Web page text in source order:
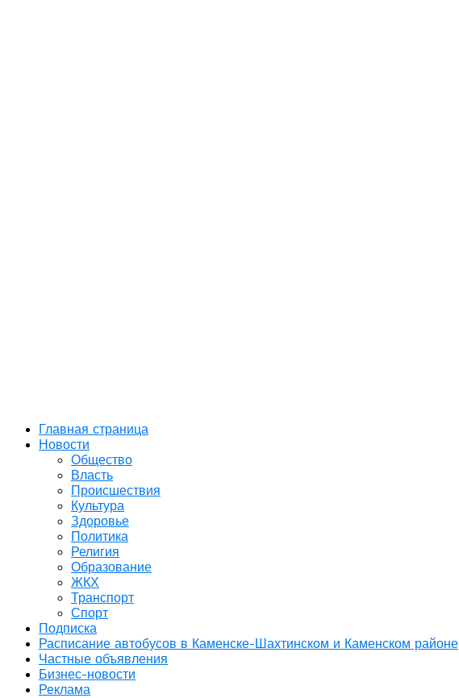
Главная страница
Новости
Общество
Власть
Происшествия
Культура
Здоровье
Политика
Религия
Образование
ЖКХ
Транспорт
Спорт
Подписка
Расписание автобусов в Каменске-Шахтинском и Каменском районе
Частные объявления
Бизнес-новости
Реклама